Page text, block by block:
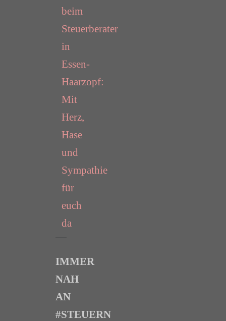
beim
Steuerberater
in
Essen-
Haarzopf:
Mit
Herz,
Hase
und
Sympathie
für
euch
da
IMMER
NAH
AN
#STEUERN